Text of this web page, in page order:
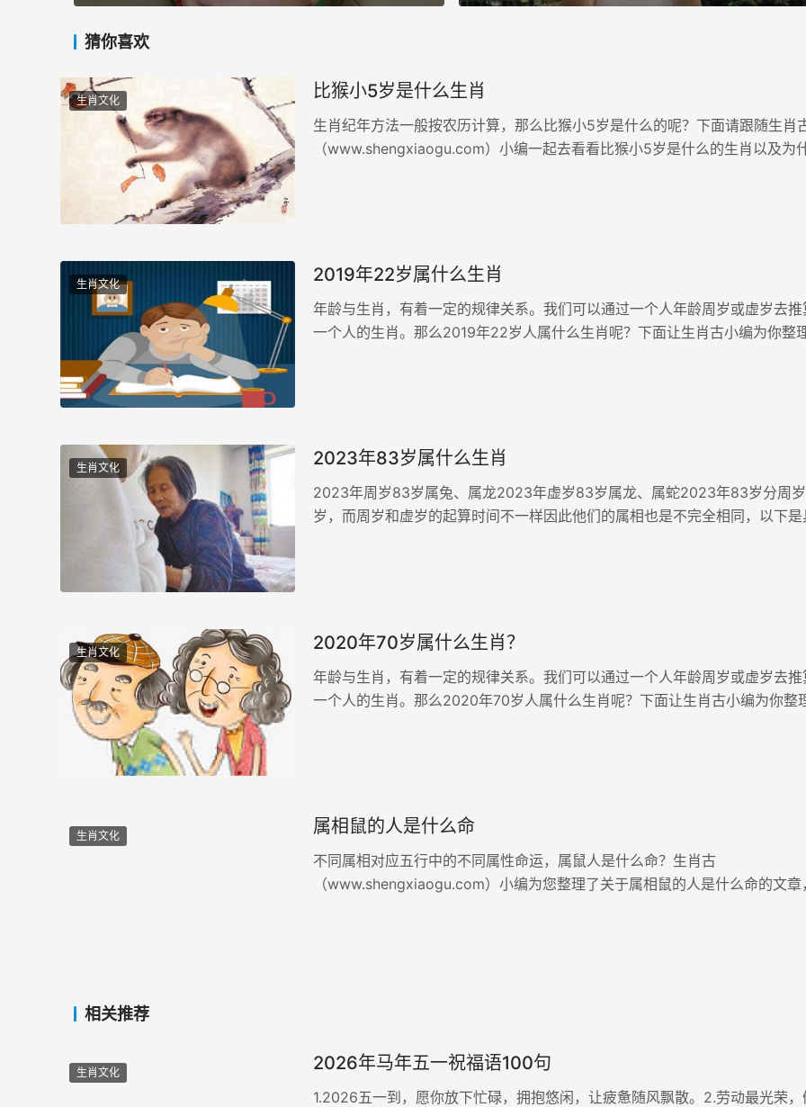
猜你喜欢
生肖文化 比猴小5岁是什么生肖
生肖纪年方法一般按农历计算，那么比猴小5岁是什么的呢？下面请跟随生肖
（www.shengxiaogu.com）小编一起去看看比猴小5岁是什么的生肖以及为
生肖文化 2019年22岁属什么生肖
年龄与生肖，有着一定的规律关系。我们可以通过一个人年龄周岁或虚岁去推
一个人的生肖。那么2019年22岁人属什么生肖呢？下面让生肖古小编为你整
生肖文化 2023年83岁属什么生肖
2023年周岁83岁属兔、属龙2023年虚岁83岁属龙、属蛇2023年83岁分周
岁，而周岁和虚岁的起算时间不一样因此他们的属相也是不完全相同，以下是
生肖文化 2020年70岁属什么生肖？
年龄与生肖，有着一定的规律关系。我们可以通过一个人年龄周岁或虚岁去推
一个人的生肖。那么2020年70岁人属什么生肖呢？下面让生肖古小编为你整
生肖文化 属相鼠的人是什么命
不同属相对应五行中的不同属性命运，属鼠人是什么命？生肖古
（www.shengxiaogu.com）小编为您整理了关于属相鼠的人是什么命的文章
相关推荐
生肖文化 2026年马年五一祝福语100句
1.2026五一到，愿你放下忙碌，拥抱悠闲，让疲惫随风飘散。2.劳动最光荣，